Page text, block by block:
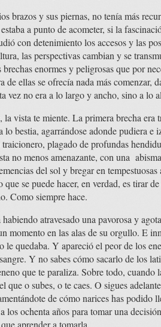
brazos y sus piernas, no tenía más
a punto de acometer, si la
con detenimiento los accesos y las
las perspectivas cambian y se
enormes y peligrosas que por
ellas se ofrecía nada más comenzar,
vez no era a lo largo y ancho, sino a lo
la vista te miente. La primera brecha
bestia, agarrándose adonde pudiera e
plagado de profundas
no menos amenazante, con una
del sol y bregar en
se puede hacer, en verdad, es tirar
Como siempre hace.
atravesado una pavorosa y
momento en las alas de su orgullo. E
le quedaba. Y apareció el peor de los
Y no sabes cómo sacarlo de los
que te paraliza. Sobre todo,
que o subes, o te caes. O sigues
de cómo narices has podido
los ochenta años para tomar una
aprender a tomarla.